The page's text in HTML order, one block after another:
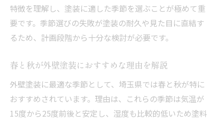
特徴を理解し、塗装に適した季節を選ぶことが極めて重
要です。季節選びの失敗が塗装の耐久や見た目に直結す
るため、計画段階から十分な検討が必要です。
春と秋が外壁塗装におすすめな理由を解説
外壁塗装に最適な季節として、埼玉県では春と秋が特に
おすすめされています。理由は、これらの季節は気温が
15度から25度前後と安定し、湿度も比較的低いため塗料